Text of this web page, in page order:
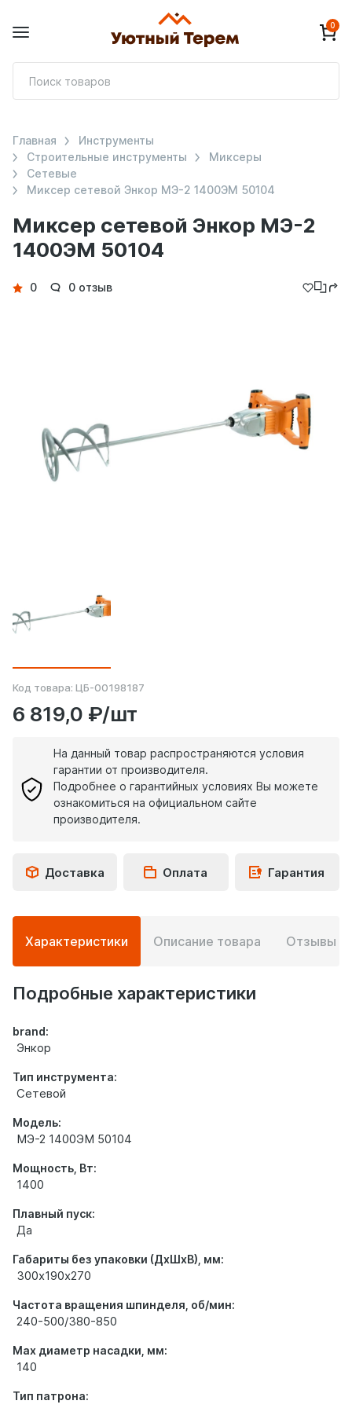
0
Миксер сетевой Энкор МЭ-2
1400ЭМ 50104
Главная
Инструменты
Строительные инструменты
Миксеры
Сетевые
Миксер сетевой Энкор МЭ-2 1400ЭМ 50104
Детали
0 0 отзыв
Код товара: ЦБ-00198187
6 819,0 ₽/шт
На данный товар распространяются условия
гарантии от производителя.
Подробнее о гарантийных условиях Вы можете
ознакомиться на официальном сайте
производителя.
Доставка Оплата Гарантия
Подробная
информация
о
товаре
Характеристики Описание товара Отзывы
Подробные характеристики
brand:
Энкор
Тип инструмента:
Сетевой
Модель:
МЭ-2 1400ЭМ 50104
Мощность, Вт:
1400
Плавный пуск:
Да
Габариты без упаковки (ДхШхВ), мм:
300х190х270
Частота вращения шпинделя, об/мин:
240-500/380-850
Max диаметр насадки, мм:
140
Тип патрона: